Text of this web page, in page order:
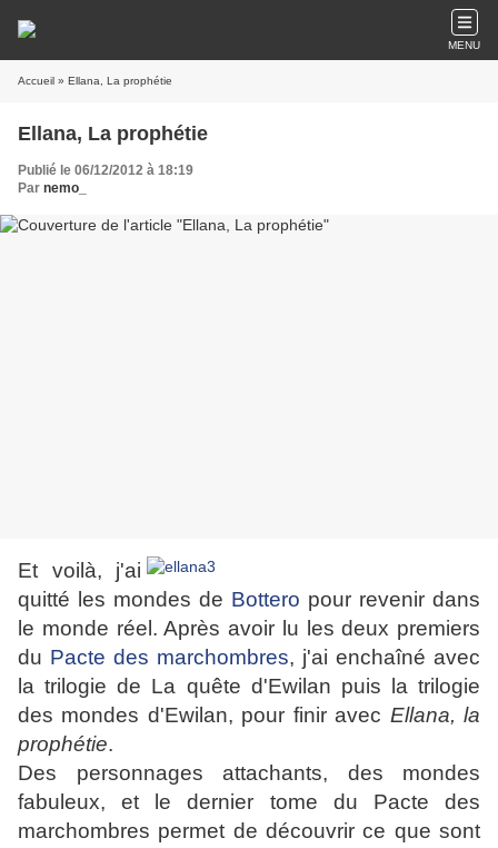
MENU
Accueil » Ellana, La prophétie
Ellana, La prophétie
Publié le 06/12/2012 à 18:19
Par nemo_
Et voilà, j'ai
quitté les mondes de Bottero pour revenir dans
le monde réel. Après avoir lu les deux premiers
du Pacte des marchombres, j'ai enchaîné avec
la trilogie de La quête d'Ewilan puis la trilogie
des mondes d'Ewilan, pour finir avec Ellana, la
prophétie.
Des personnages attachants, des mondes
fabuleux, et le dernier tome du Pacte des
marchombres permet de découvrir ce que sont